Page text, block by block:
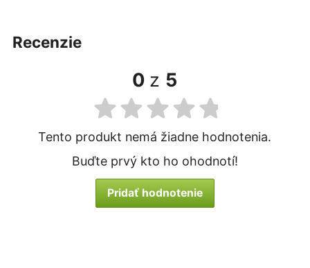
recenzie
0 z 5
Tento produkt nemá žiadne hodnotenia.
Buďte prvý kto ho ohodnotí!
Pridať hodnotenie